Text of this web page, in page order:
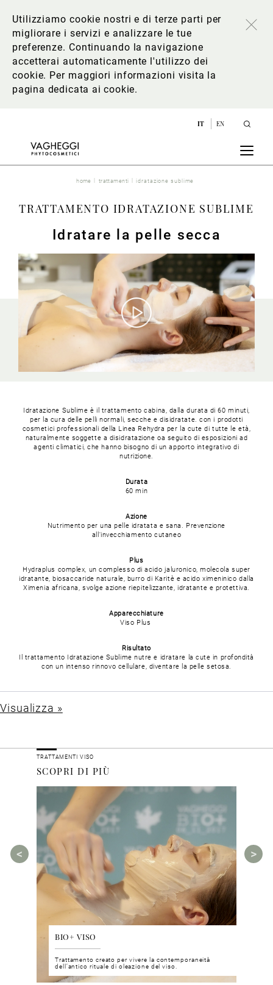
Utilizziamo cookie nostri e di terze parti per
migliorare i servizi e analizzare le tue
preferenze. Continuando la navigazione
accetterai automaticamente l'utilizzo dei
cookie. Per maggiori informazioni visita la
pagina dedicata ai cookie.
IT EN
home trattamenti idratazione sublime
TRATTAMENTO IDRATAZIONE SUBLIME
Idratare la pelle secca
Idratazione Sublime è il trattamento cabina, dalla durata di 60 minuti,
per la cura delle pelli normali, secche e disidratate.con i prodotti
cosmetici professionali della Linea Rehydra per la cute di tutte le età,
naturalmente soggette a disidratazione oa seguito di esposizioni ad
agenti climatici, che hanno bisogno di un apporto integrativo di
nutrizione.
Durata
60 min
Azione
Nutrimento per una pelle idratata e sana. Prevenzione
all'invecchiamento cutaneo
Plus
Hydraplus complex, un complesso di acido jaluronico, molecola super
idratante, biosaccaride naturale, burro di Karitè e acido ximeninico dalla
Ximenia africana, svolge azione riepitelizzante, idratante e protettiva.
Apparecchiature
Viso Plus
Risultato
Il trattamento Idratazione Sublime nutre e idratare la cute in profondità
con un intenso rinnovo cellulare, diventare la pelle setosa.
Visualizza »
TRATTAMENTI VISO
SCOPRI DI PIÙ
BIO+ VISO
Trattamento creato per vivere la contemporaneità
dell’antico rituale di oleazione del viso.